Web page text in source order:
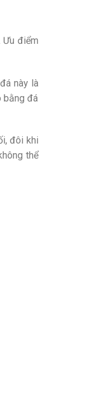
Ưu điểm
này là
bằng đá
đôi khi
thể